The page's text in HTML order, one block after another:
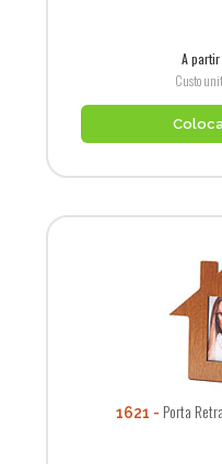
A
Custo
1621 Porta